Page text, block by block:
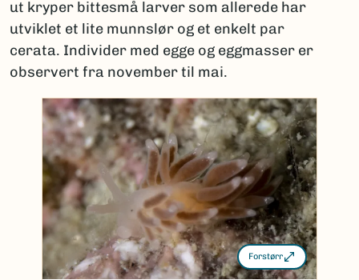
ut kryper bittesmå larver som allerede har
utviklet et lite munnslør og et enkelt par
cerata. Individer med egge og eggmasser er
observert fra november til mai.
Forstørr